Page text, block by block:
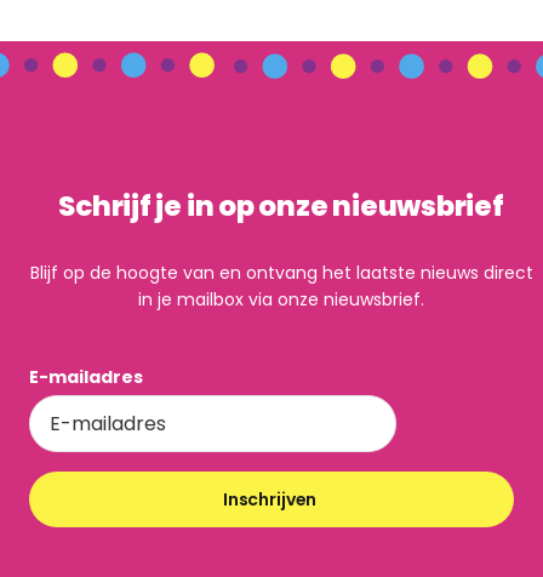
Schrijf je in op onze nieuwsbrief
Blijf op de hoogte van en ontvang het laatste nieuws direct
in je mailbox via onze nieuwsbrief.
E-mailadres
Inschrijven